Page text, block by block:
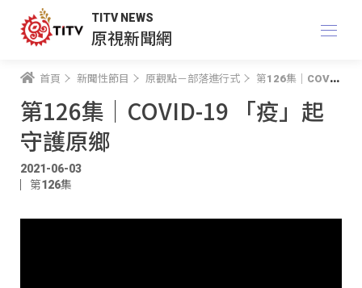
TITV NEWS
原視新聞網
首頁 新聞性節目 原觀點－部落進行式 第126集｜COVID-19 「疫」起守護原鄉
第126集｜COVID-19 「疫」起
守護原鄉
2021-06-03
第126集